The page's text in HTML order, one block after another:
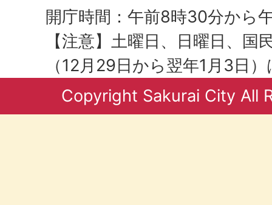
開庁時間：午前8時30分から
【注意】土曜日、日曜日、国
（12月29日から翌年1月3日
Copyright Sakurai City All